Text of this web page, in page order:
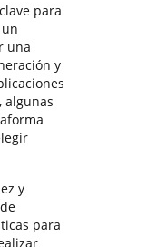
para
una
y
algunas
y
para